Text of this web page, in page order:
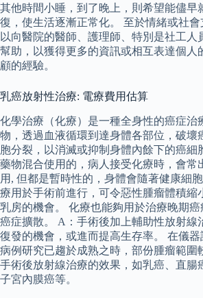
其他時間小睡，到了晚上，則希望能儘早
復，使生活逐漸正常化。 至於情緒或社
以向醫院的醫師、護理師、特別是社工人
幫助，以獲得更多的資訊或相互表達個人
顧的經驗。
乳癌放射性治療: 電療費用估算
化學治療（化療）是一種全身性的癌症治
物，透過血液循環到達身體各部位，破壞
胞分裂，以消滅或抑制身體內餘下的癌細
藥物混合使用的，病人接受化療時，會常
用, 但都是暫時性的，身體會隨著健康細
療用於手術前進行，可令惡性腫瘤體積縮
乳房的機會。 化療也能夠用於治療晚期癌
癌症擴散。 A：手術後加上輔助性放射線
復發的機會，或進而提高生存率。 在儀
病例研究已趨於成熟之時，部份腫瘤範圍
手術後放射線治療的效果，如乳癌、直腸
子宮內膜癌等。